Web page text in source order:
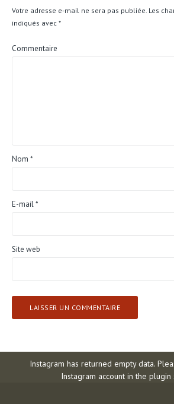
Votre adresse e-mail ne sera pas publiée. Les
indiqués avec *
Commentaire
Nom *
E-mail*
Site web
Instagram has returned empty data.
Instagram account in the plugin